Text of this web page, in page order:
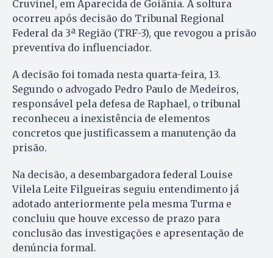
Cruvinel, em Aparecida de Goiânia. A soltura
ocorreu após decisão do Tribunal Regional
Federal da 3ª Região (TRF-3), que revogou a prisão
preventiva do influenciador.
A decisão foi tomada nesta quarta-feira, 13.
Segundo o advogado Pedro Paulo de Medeiros,
responsável pela defesa de Raphael, o tribunal
reconheceu a inexistência de elementos
concretos que justificassem a manutenção da
prisão.
Na decisão, a desembargadora federal Louise
Vilela Leite Filgueiras seguiu entendimento já
adotado anteriormente pela mesma Turma e
concluiu que houve excesso de prazo para
conclusão das investigações e apresentação de
denúncia formal.